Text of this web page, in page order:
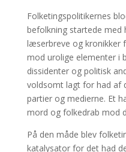
Folketingspolitikernes
befolkning startede med
læserbreve og kronikker
mod urolige elementer i
dissidenter og politisk
voldsomt lagt for had af
partier og medierne. Et
mord og folkedrab mod
På den måde blev
katalysator for det had